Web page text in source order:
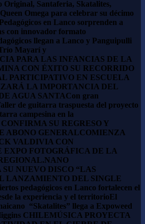
Original, Santaferia, Skatalites,
Omega para celebrar su décimo
en Lanco sorprenden a
con innovador formato
llegan a Lanco y Panguipulli
Mayarí y
PARA LAS INFANCIAS DE LA
CON ÉXITO SU RECORRIDO
PARTICIPATIVO EN ESCUELA
LA IMPORTANCIA DEL
AGUA SANTACon gran
de guitarra traspuesta del proyecto
campesina en la
SU REGRESO Y
ABONO GENERALCOMIENZA
VALDIVIA CON
EXPO FOTOGRÁFICA DE LA
NANO
NUEVO DISCO “LAS
LANZAMIENTO DEL SINGLE
pedagógicos en Lanco fortalecen el
la experiencia y el territorioEl
“Skatalites” llega a Expoweed
CHILEMÚSICA PROYECTA